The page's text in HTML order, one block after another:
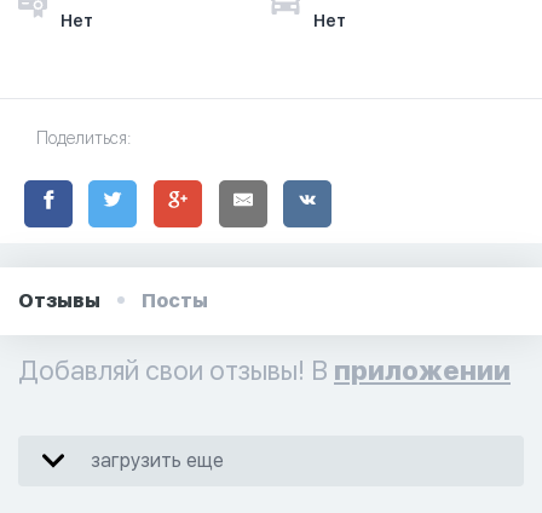
Нет
Нет
Поделиться:
Отзывы Посты
Добавляй свои отзывы! В приложении
загрузить еще